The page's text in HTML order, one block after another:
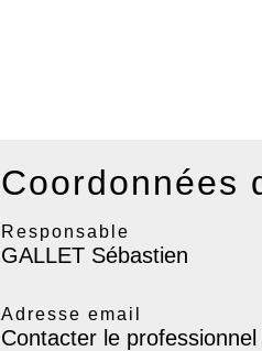
Coordonnées
Responsable
GALLET Sébastien
Adresse email
Contacter le professionnel